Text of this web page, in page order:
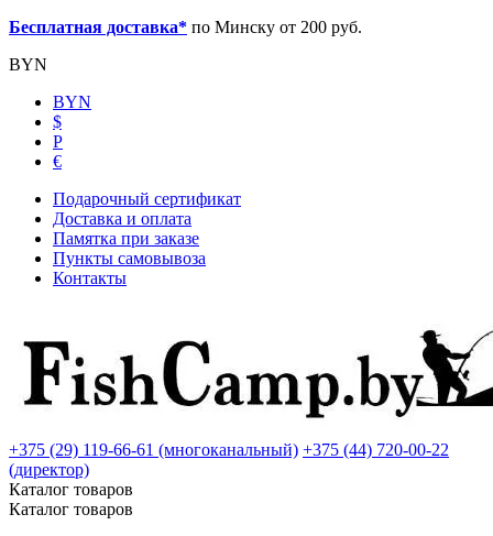
Бесплатная доставка* по Минску от 200 руб.
BYN
BYN
$
Р
€
Подарочный сертификат
Доставка и оплата
Памятка при заказе
Пункты самовывоза
Контакты
+375 (29) 119-66-61 (многоканальный) +375 (44) 720-00-22
(директор)
Каталог товаров
Каталог товаров